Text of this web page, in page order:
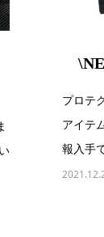
プロテ
アイテ
報入手